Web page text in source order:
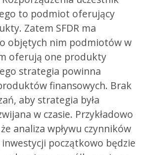
to podmiot oferujący
Zatem SFDR ma
objętych nim podmiotów w
oferują one produkty
strategia powinna
finansowych. Brak
aby strategia była
w czasie. Przykładowo
analiza wpływu czynników
inwestycji początkowo będzie